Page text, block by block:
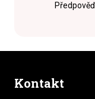
Kontakt